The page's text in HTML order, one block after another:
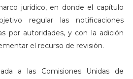
jurídico, en donde el capítulo
regular las notificaciones
por autoridades, y con la adición
el recurso de revisión.
a las Comisiones Unidas de